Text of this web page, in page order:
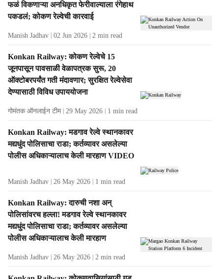
फळं विकणाऱ्या अनधिकृत फेरीवाल्याला रंगेहाथ
पकडलं; कोकण रेल्वेची कारवाई
Manish Jadhav 02 Jun 2026 2 min read
Konkan Railway: कोकण रेल्वेचे 15
जूनपासून पावसाळी वेळापत्रक सुरू, 20
ऑक्टोबरपर्यंत गती मंदावणार; सुरक्षित रेल्वेसेवा
देण्यासाठी विविध उपाययोजना
गोमंतक ऑनलाईन टीम 29 May 2026 1 min read
Konkan Railway: मडगाव रेल्वे स्थानकावर
मद्यधुंद पोलिसाचा राडा; कर्तव्यावर असलेल्या
पोलीस अधिकाऱ्यालाच केली मारहाण VIDEO
Manish Jadhav 26 May 2026 1 min read
Konkan Railway: दारुची नशा अन्
पोलिसांवरच हल्ला! मडगाव रेल्वे स्थानकावर
मद्यधुंद पोलिसाचा राडा; कर्तव्यावर असलेल्या
पोलीस अधिकाऱ्यालाच केली मारहाण
Manish Jadhav 26 May 2026 2 min read